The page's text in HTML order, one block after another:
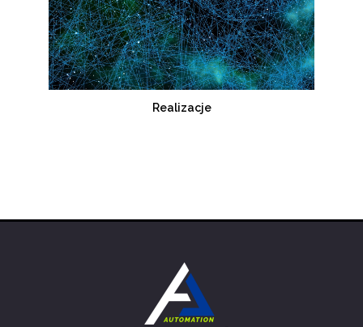
Realizacje